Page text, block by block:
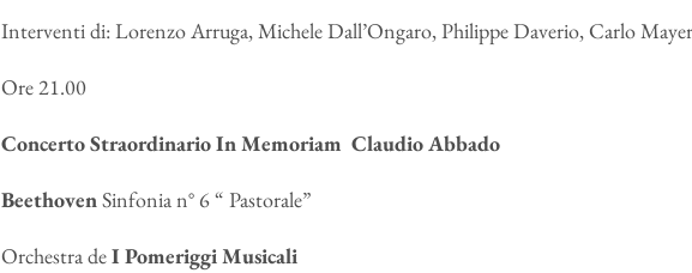
Interventi di: Lorenzo Arruga, Michele Dall’Ongaro, Philippe Daverio, Carlo
Ore 21.00
Concerto Straordinario In Memoriam Claudio Abbado
BeethovenSinfonia n° 6 “ Pastorale”
Orchestra deI Pomeriggi Musicali